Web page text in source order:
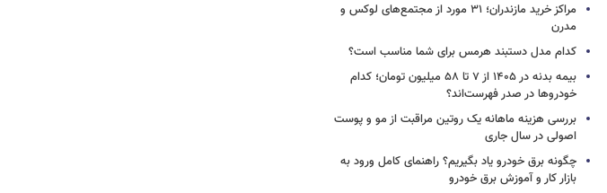
مراکز خرید مازندران؛ ۳۱ مورد از مجتمع‌های لوکس و
مدرن
کدام مدل دستبند هرمس برای شما مناسب است؟
بیمه بدنه در ۱۴۰۵ از ۷ تا ۵۸ میلیون تومان؛ کدام
خودروها در صدر فهرست‌اند؟
بررسی هزینه ماهانه یک روتین مراقبت از مو و پوست
اصولی در سال جاری
چگونه برق خودرو یاد بگیریم؟ راهنمای کامل ورود به
بازار کار و آموزش برق خودرو